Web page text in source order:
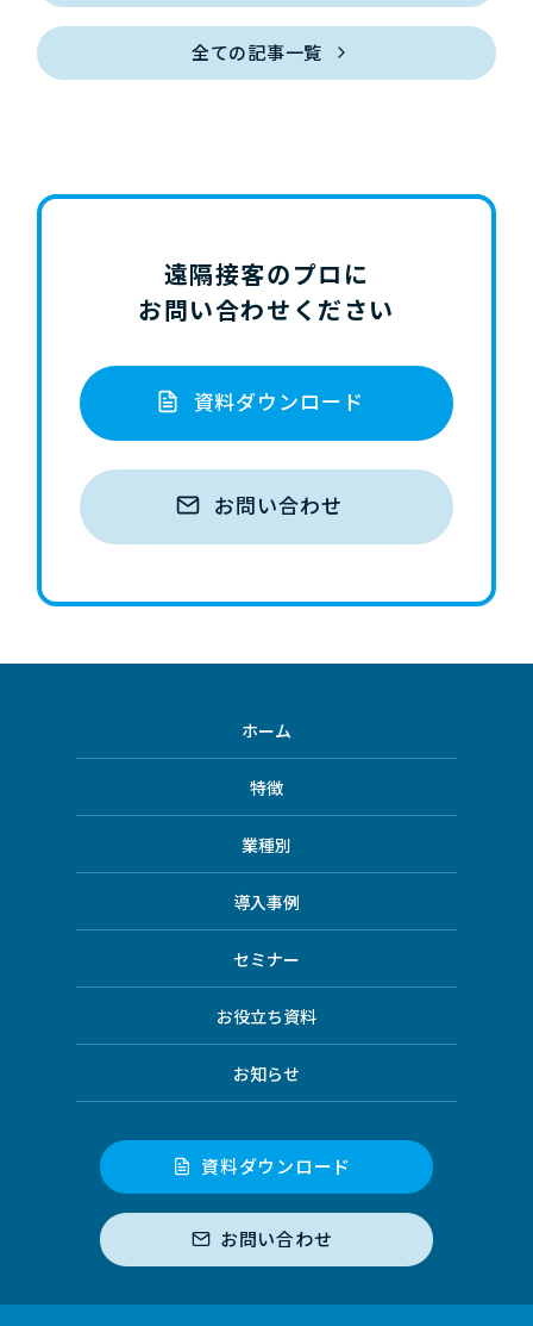
全ての記事一覧
遠隔接客のプロに
お問い合わせください
資料ダウンロード
お問い合わせ
ホーム
特徴
業種別
導入事例
セミナー
お役立ち資料
お知らせ
資料ダウンロード
お問い合わせ